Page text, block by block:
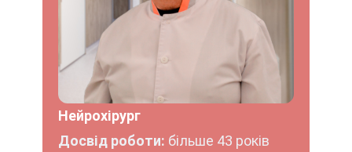
Нейрохірург
Досвід роботи: більше 43 років